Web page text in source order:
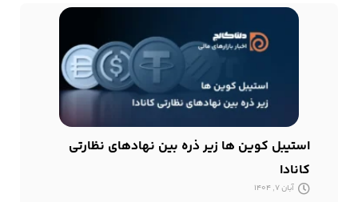
استیبل کوین ها زیر ذره بین نهادهای نظارتی
کانادا
آبان 7, 1404